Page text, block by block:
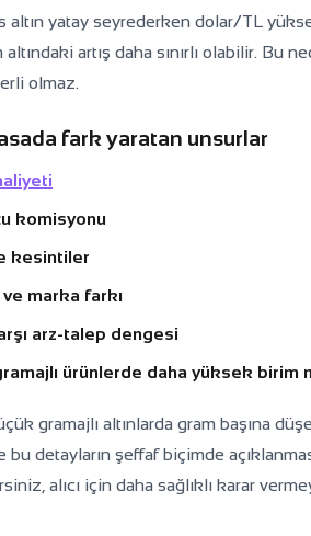
altın yatay seyrederken dolar/TL
altındaki artış daha sınırlı olabilir. Bu
olmaz.
fark yaratan unsurlar
komisyonu
kesintiler
marka farkı
arz-talep dengesi
ürünlerde daha yüksek birim
gramajlı altınlarda gram başına
bu detayların şeffaf biçimde
alıcı için daha sağlıklı karar